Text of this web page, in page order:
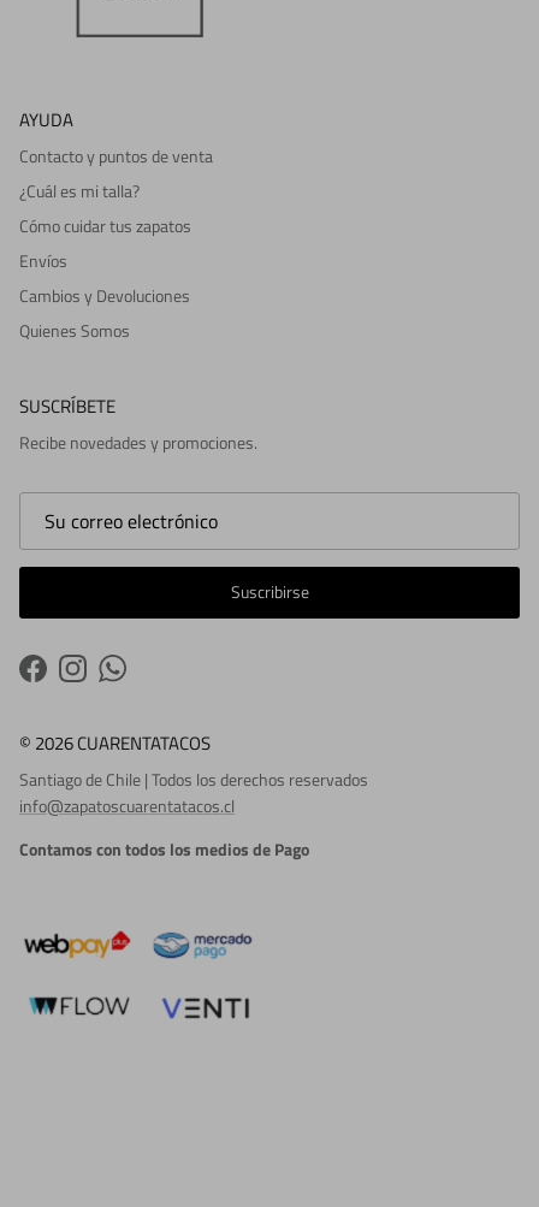
AYUDA
Contacto y puntos de venta
¿Cuál es mi talla?
Cómo cuidar tus zapatos
Envíos
Cambios y Devoluciones
Quienes Somos
SUSCRÍBETE
Recibe novedades y promociones.
Suscribirse
FacebookInstagramWhatsApp
© 2026 CUARENTATACOS
Santiago de Chile | Todos los derechos reservados
info@zapatoscuarentatacos.cl
Contamos con todos los medios de Pago